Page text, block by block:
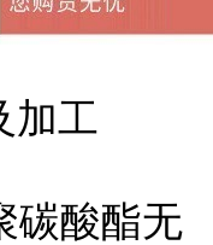
加工
酸酯无